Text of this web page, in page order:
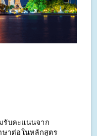
รับคะแนนจาก
ษาต่อในหลักสูตร